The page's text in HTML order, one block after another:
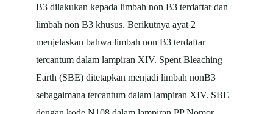
B3 dilakukan kepada limbah non B3 terdaftar dan
limbah non B3 khusus. Berikutnya ayat 2
menjelaskan bahwa limbah non B3 terdaftar
tercantum dalam lampiran XIV. Spent Bleaching
Earth (SBE) ditetapkan menjadi limbah nonB3
sebagaimana tercantum dalam lampiran XIV. SBE